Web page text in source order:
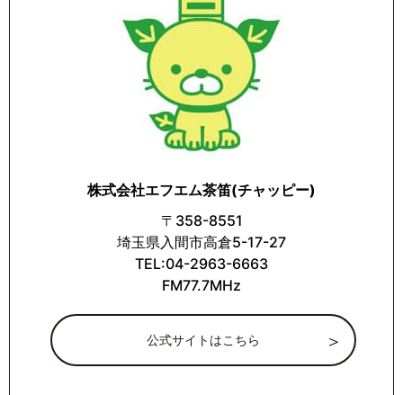
株式会社エフエム茶笛(チャッピー)
〒358-8551
埼玉県入間市高倉5-17-27
TEL:04-2963-6663
FM77.7MHz
公式サイトはこちら